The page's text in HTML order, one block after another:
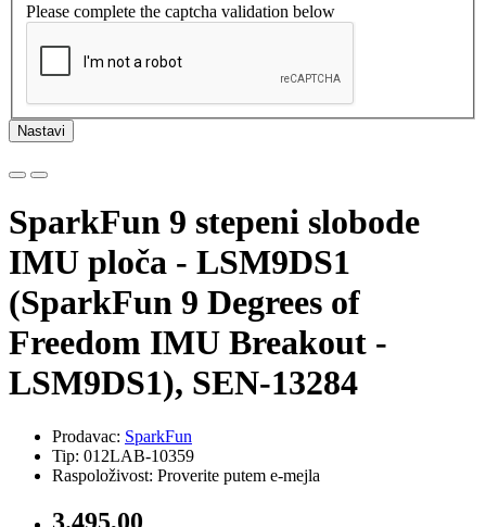
Please complete the captcha validation below
Nastavi
SparkFun 9 stepeni slobode
IMU ploča - LSM9DS1
(SparkFun 9 Degrees of
Freedom IMU Breakout -
LSM9DS1), SEN-13284
Prodavac: SparkFun
Tip: 012LAB-10359
Raspoloživost: Proverite putem e-mejla
3.495,00